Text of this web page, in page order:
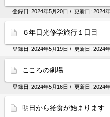
登録日: 2024年5月20日 / 更新日: 2024
６年日光修学旅行１日目
登録日: 2024年5月19日 / 更新日: 2024
こころの劇場
登録日: 2024年5月16日 / 更新日: 2024
明日から給食が始まります